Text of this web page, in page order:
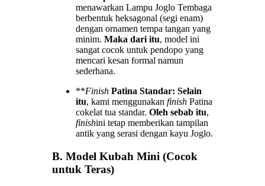
menawarkan Lampu Joglo Tembaga
berbentuk heksagonal (segi enam)
dengan ornamen tempa tangan yang
minim. Maka dari itu, model ini
sangat cocok untuk pendopo yang
mencari kesan formal namun
sederhana.
**Finish Patina Standar: Selain
itu, kami menggunakan finish Patina
cokelat tua standar. Oleh sebab itu,
finishini tetap memberikan tampilan
antik yang serasi dengan kayu Joglo.
B. Model Kubah Mini (Cocok
untuk Teras)